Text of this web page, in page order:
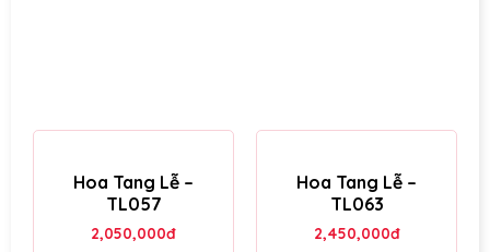
Hoa Tang Lễ –
TL057
2,050,000đ
Hoa Tang Lễ –
TL063
2,450,000đ